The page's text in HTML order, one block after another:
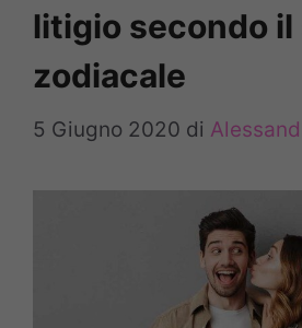
litigio secondo il
zodiacale
5 Giugno 2020 di